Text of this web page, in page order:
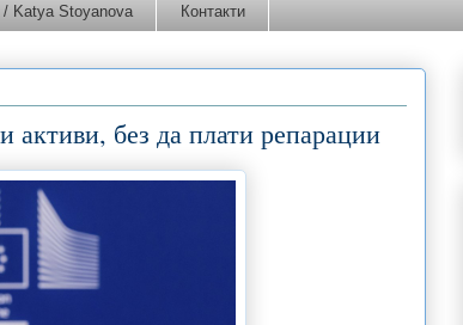
/ Katya Stoyanova Контакти
активи, без да плати репарации